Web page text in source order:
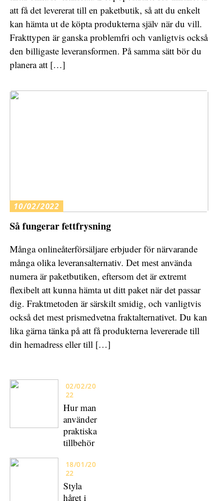
att få det levererat till en paketbutik, så att du enkelt
kan hämta ut de köpta produkterna själv när du vill.
Frakttypen är ganska problemfri och vanligtvis också
den billigaste leveransformen. På samma sätt bör du
planera att […]
10/02/2022
Så fungerar fettfrysning
Många onlineåterförsäljare erbjuder för närvarande
många olika leveransalternativ. Det mest använda
numera är paketbutiken, eftersom det är extremt
flexibelt att kunna hämta ut ditt paket när det passar
dig. Fraktmetoden är särskilt smidig, och vanligtvis
också det mest prismedvetna fraktalternativet. Du kan
lika gärna tänka på att få produkterna levererade till
din hemadress eller till […]
02/02/20
22
Hur man
använder
praktiska
tillbehör
18/01/20
22
Styla
håret i